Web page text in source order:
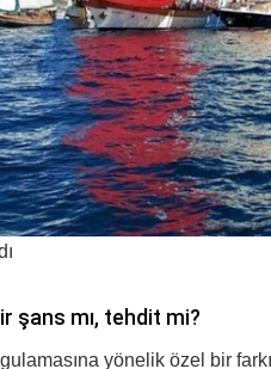
şans mı, tehdit mi?
yönelik özel bir